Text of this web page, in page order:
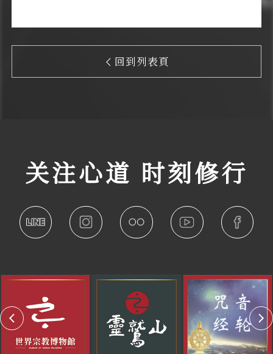
回到列表頁
关注心道 时刻修行